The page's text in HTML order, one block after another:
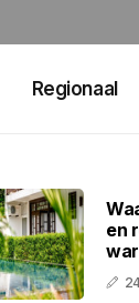
Regionaal
en